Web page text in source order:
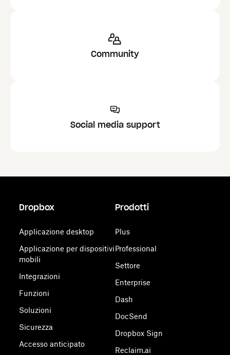
Community
Social media support
Dropbox
Applicazione desktop
Applicazione per dispositivi
mobili
Integrazioni
Funzioni
Soluzioni
Sicurezza
Accesso anticipato
Prodotti
Plus
Professional
Settore
Enterprise
Dash
DocSend
Dropbox Sign
Reclaim.ai